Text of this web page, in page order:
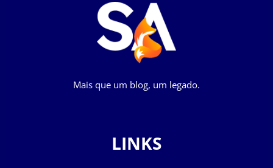
Mais que um blog, um legado.
LINKS